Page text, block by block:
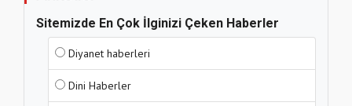
Sitemizde En Çok İlginizi Çeken Haberler
Diyanet haberleri
Dini Haberler